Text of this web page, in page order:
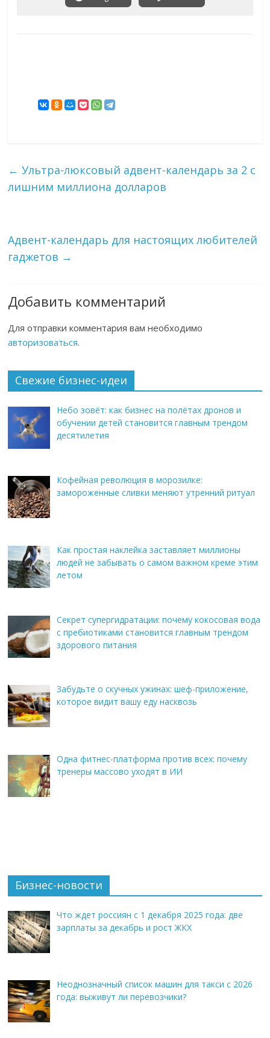
← Ультра-люксовый адвент-календарь за 2 с
лишним миллиона долларов
Адвент-календарь для настоящих любителей
гаджетов →
Добавить комментарий
Для отправки комментария вам необходимо
авторизоваться.
Свежие бизнес-идеи
Небо зовёт: как бизнес на полётах дронов и
обучении детей становится главным трендом
десятилетия
Кофейная революция в морозилке:
замороженные сливки меняют утренний ритуал
Как простая наклейка заставляет миллионы
людей не забывать о самом важном креме этим
летом
Секрет супергидратации: почему кокосовая вода
с пребиотиками становится главным трендом
здорового питания
Забудьте о скучных ужинах: шеф-приложение,
которое видит вашу еду насквозь
Одна фитнес-платформа против всех: почему
тренеры массово уходят в ИИ
Бизнес-новости
Что ждет россиян с 1 декабря 2025 года: две
зарплаты за декабрь и рост ЖКХ
Неоднозначный список машин для такси с 2026
года: выживут ли перевозчики?